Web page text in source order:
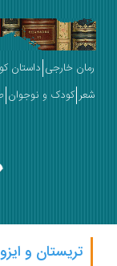
رمان خارجی داستان
شعر کودک و نوجوان
تریستان و